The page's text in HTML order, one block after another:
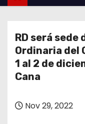
RD será sede
Ordinaria del
1 al 2 de
Cana
Nov 29, 2022